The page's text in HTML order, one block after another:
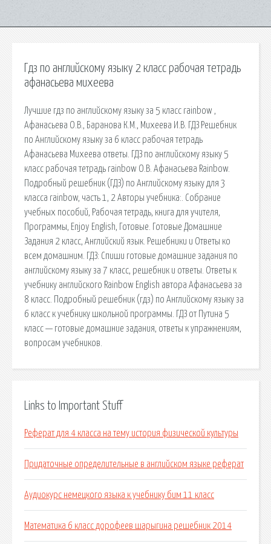
Гдз по английскому языку 2 класс рабочая тетрадь
афанасьева михеева
Лучшие гдз по английскому языку за 5 класс rainbow ,
Афанасьева О.В., Баранова К.М., Михеева И.В. ГДЗ Решебник
по Английскому языку за 6 класс рабочая тетрадь
Афанасьева Михеева ответы. ГДЗ по английскому языку 5
класс рабочая тетрадь rainbow О.В. Афанасьева Rainbow.
Подробный решебник (ГДЗ) по Английскому языку для 3
класса rainbow, часть 1, 2 Авторы учебника:. Собрание
учебных пособий, Рабочая тетрадь, книга для учителя,
Программы, Enjoy English, Готовые. Готовые Домашние
Задания 2 класс, Английский язык. Решебники и Ответы ко
всем домашним. ГДЗ: Спиши готовые домашние задания по
английскому языку за 7 класс, решебник и ответы. Ответы к
учебнику английского Rainbow English автора Афанасьева за
8 класс. Подробный решебник (гдз) по Английскому языку за
6 класс к учебнику школьной программы. ГДЗ от Путина 5
класс — готовые домашние задания, ответы к упражнениям,
вопросам учебников.
Links to Important Stuff
Реферат для 4 класса на тему история физической культуры
Придаточные определительные в английском языке реферат
Аудиокурс немецкого языка к учебнику бим 11 класс
Математика 6 класс дорофеев шарыгина решебник 2014